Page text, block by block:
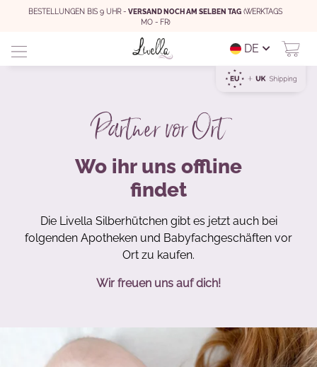
BESTELLUNGEN BIS 9 UHR -VERSAND NOCH AM SELBEN TAG (WERKTAGS
MO - FR)
DE
Partner vor Ort
Wo ihr uns offline
findet
Die Livella Silberhütchen gibt es jetzt auch bei
folgenden Apotheken und Babyfachgeschäften vor
Ort zu kaufen.
Wir freuen uns auf dich!